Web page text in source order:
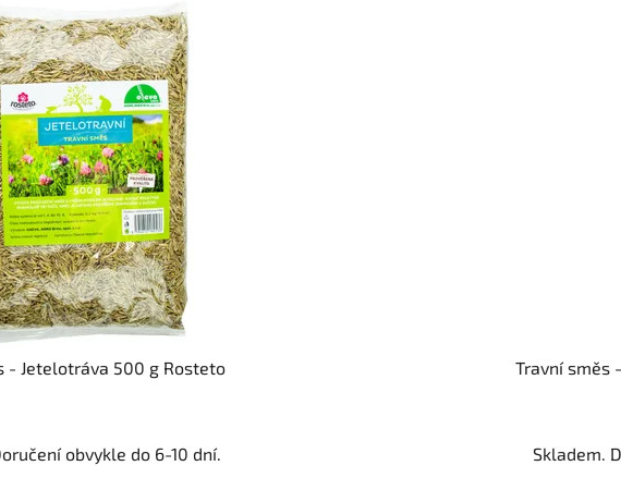
- Jetelotráva 500 g Rosteto
obvykle do 6-10 dní.
Travní směs
Skladem.